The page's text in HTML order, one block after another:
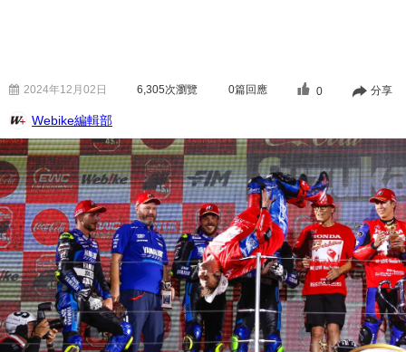
2024年12月02日 6,305次瀏覽 0篇回應 0 分享
Webike編輯部